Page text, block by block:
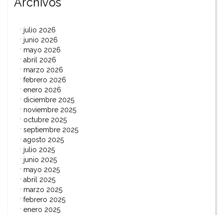
julio 2026
junio 2026
mayo 2026
abril 2026
marzo 2026
febrero 2026
enero 2026
diciembre 2025
noviembre 2025
octubre 2025
septiembre 2025
agosto 2025
julio 2025
junio 2025
mayo 2025
abril 2025
marzo 2025
febrero 2025
enero 2025